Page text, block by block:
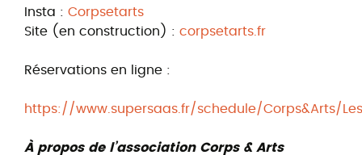
Insta : Corpsetarts
Site (en construction) : corpsetarts.fr
Réservations en ligne :
https://www.supersaas.fr/schedule/Corps&Arts/
À propos de l’association Corps & Arts